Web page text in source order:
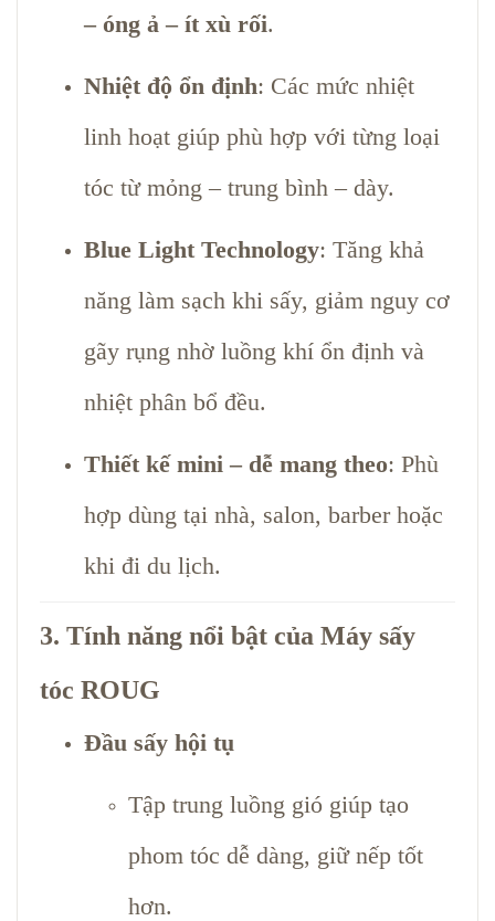
– óng ả – ít xù rối.
Nhiệt độ ổn định: Các mức nhiệt
linh hoạt giúp phù hợp với từng loại
tóc từ mỏng – trung bình – dày.
Blue Light Technology: Tăng khả
năng làm sạch khi sấy, giảm nguy cơ
gãy rụng nhờ luồng khí ổn định và
nhiệt phân bổ đều.
Thiết kế mini – dễ mang theo: Phù
hợp dùng tại nhà, salon, barber hoặc
khi đi du lịch.
3. Tính năng nổi bật của Máy sấy
tóc ROUG
Đầu sấy hội tụ
Tập trung luồng gió giúp tạo
phom tóc dễ dàng, giữ nếp tốt
hơn.